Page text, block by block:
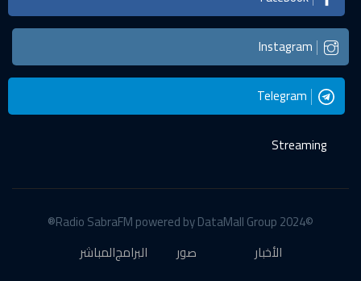
Instagram
Telegram
Streaming
©2024 Radio SabraFM powered by DataMall Group®
الأخبار
صور البرامجالمباشر